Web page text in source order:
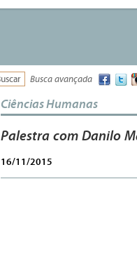
Busca avançada
Ciências Humanas
Palestra com Danilo
16/11/2015